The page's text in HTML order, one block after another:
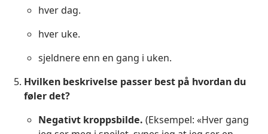
hver dag.
hver uke.
sjeldnere enn en gang i uken.
Hvilken beskrivelse passer best på hvordan du
føler det?
Negativt kroppsbilde. (Eksempel: «Hver gang